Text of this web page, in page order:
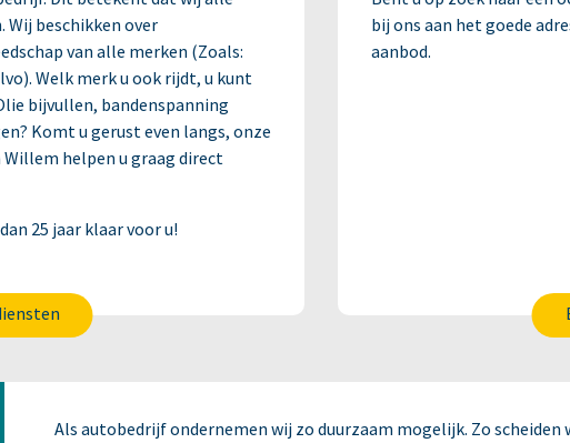
Wij beschikken over
van alle merken (Zoals:
Welk merk u ook rijdt, u kunt
bijvullen, bandenspanning
Komt u gerust even langs, onze
helpen u graag direct
25 jaar klaar voor u!
bij ons aan het goede
aanbod.
Als autobedrijf ondernemen wij zo duurzaam mogelijk. Zo